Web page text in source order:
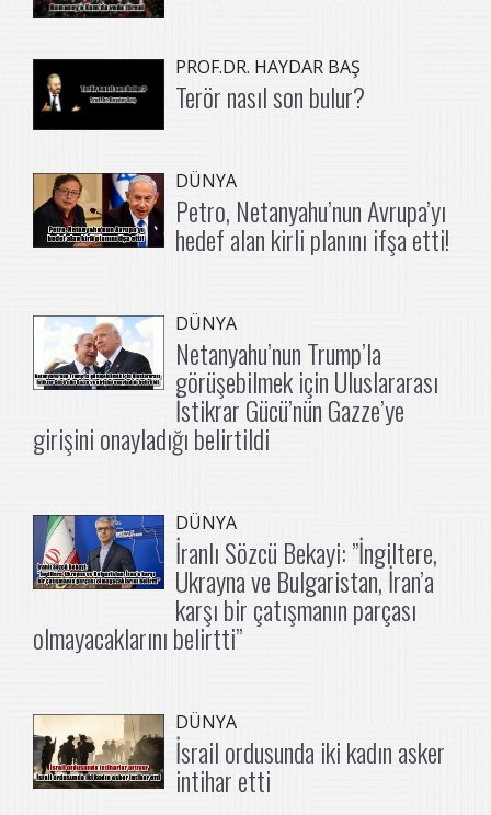
PROF.DR. HAYDAR BAŞ
Terör nasıl son bulur?
DÜNYA
Petro, Netanyahu’nun Avrupa’yı
hedef alan kirli planını ifşa etti!
DÜNYA
Netanyahu’nun Trump’la
görüşebilmek için Uluslararası
İstikrar Gücü’nün Gazze’ye
girişini onayladığı belirtildi
DÜNYA
İranlı Sözcü Bekayi: ”İngiltere,
Ukrayna ve Bulgaristan, İran’a
karşı bir çatışmanın parçası
olmayacaklarını belirtti”
DÜNYA
İsrail ordusunda iki kadın asker
intihar etti